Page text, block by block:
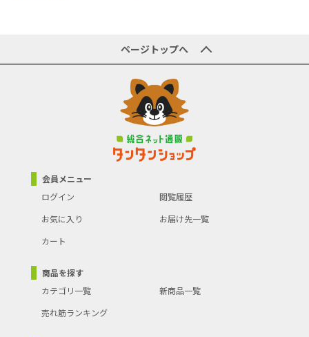
ページトップへ
会員メニュー
ログイン
閲覧履歴
お気に入り
お届け先一覧
カート
商品を探す
カテゴリ一覧
新商品一覧
売れ筋ランキング